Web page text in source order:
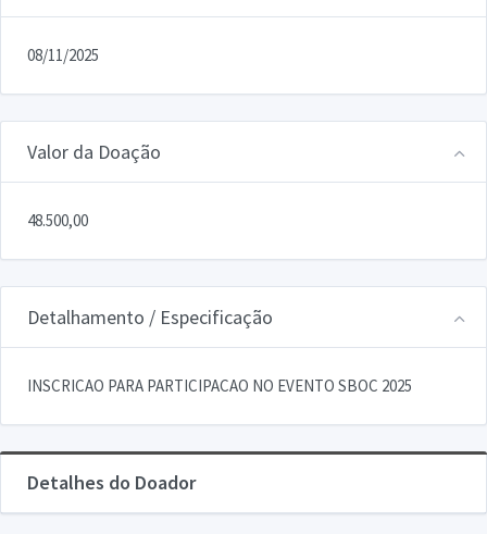
08/11/2025
Valor da Doação
48.500,00
Detalhamento / Especificação
INSCRICAO PARA PARTICIPACAO NO EVENTO SBOC 2025
Detalhes do Doador